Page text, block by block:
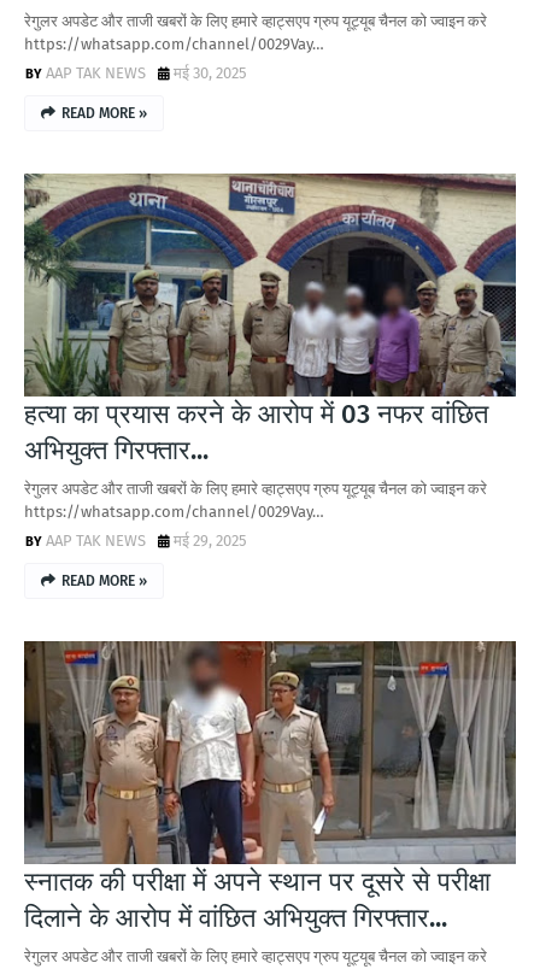
रेगुलर अपडेट और ताजी खबरों के लिए हमारे व्हाट्सएप ग्रुप यूट्यूब चैनल को ज्वाइन करे
https://whatsapp.com/channel/0029Vay…
AAP TAK NEWS
मई 30, 2025
READ MORE »
हत्या का प्रयास करने के आरोप में 03 नफर वांछित
अभियुक्त गिरफ्तार...
रेगुलर अपडेट और ताजी खबरों के लिए हमारे व्हाट्सएप ग्रुप यूट्यूब चैनल को ज्वाइन करे
https://whatsapp.com/channel/0029Vay…
AAP TAK NEWS
मई 29, 2025
READ MORE »
स्नातक की परीक्षा में अपने स्थान पर दूसरे से परीक्षा
दिलाने के आरोप में वांछित अभियुक्त गिरफ्तार...
रेगुलर अपडेट और ताजी खबरों के लिए हमारे व्हाट्सएप ग्रुप यूट्यूब चैनल को ज्वाइन करे